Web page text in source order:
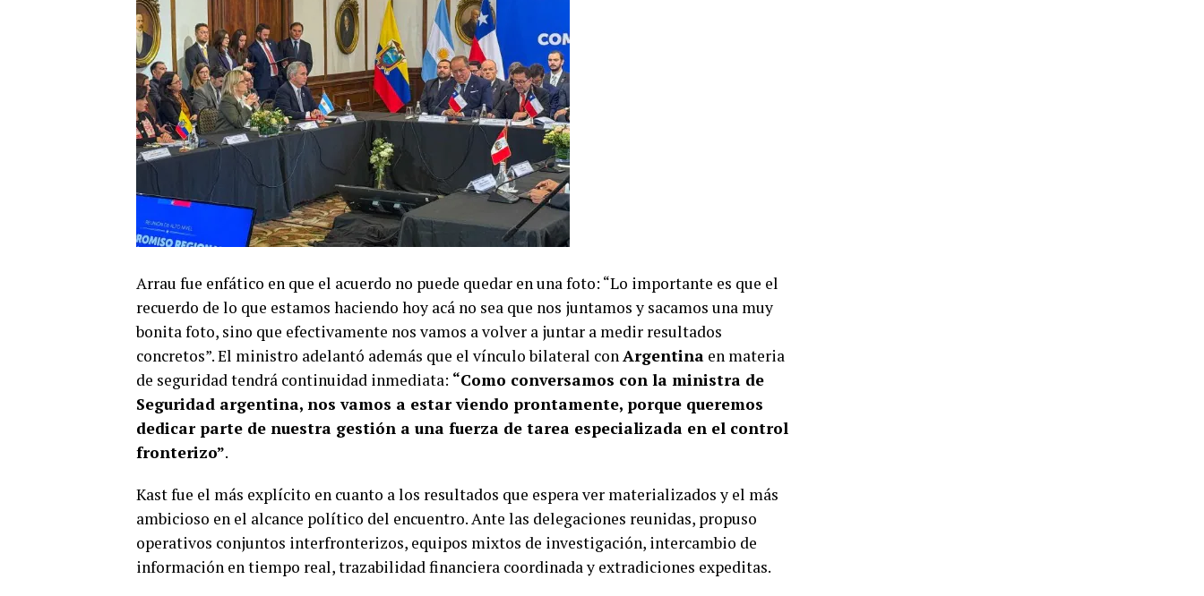
Arrau fue enfático en que el acuerdo no puede quedar en una foto: “Lo importante es que el
recuerdo de lo que estamos haciendo hoy acá no sea que nos juntamos y sacamos una muy
bonita foto, sino que efectivamente nos vamos a volver a juntar a medir resultados
concretos”. El ministro adelantó además que el vínculo bilateral con Argentina en materia
de seguridad tendrá continuidad inmediata: “Como conversamos con la ministra de
Seguridad argentina, nos vamos a estar viendo prontamente, porque queremos
dedicar parte de nuestra gestión a una fuerza de tarea especializada en el control
fronterizo”.
Kast fue el más explícito en cuanto a los resultados que espera ver materializados y el más
ambicioso en el alcance político del encuentro. Ante las delegaciones reunidas, propuso
operativos conjuntos interfronterizos, equipos mixtos de investigación, intercambio de
información en tiempo real, trazabilidad financiera coordinada y extradiciones expeditas.